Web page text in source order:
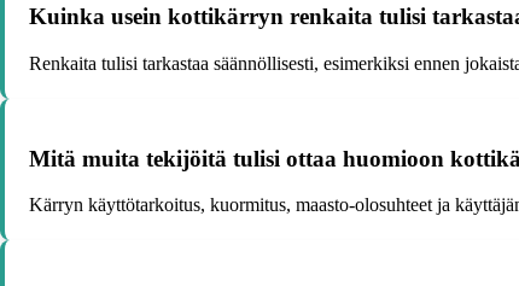
Kuinka usein kottikärryn renkaita tulisi
Renkaita tulisi tarkastaa säännöllisesti, esimerkiksi ennen
Mitä muita tekijöitä tulisi ottaa huomioon
Kärryn käyttötarkoitus, kuormitus, maasto-olosuhteet ja